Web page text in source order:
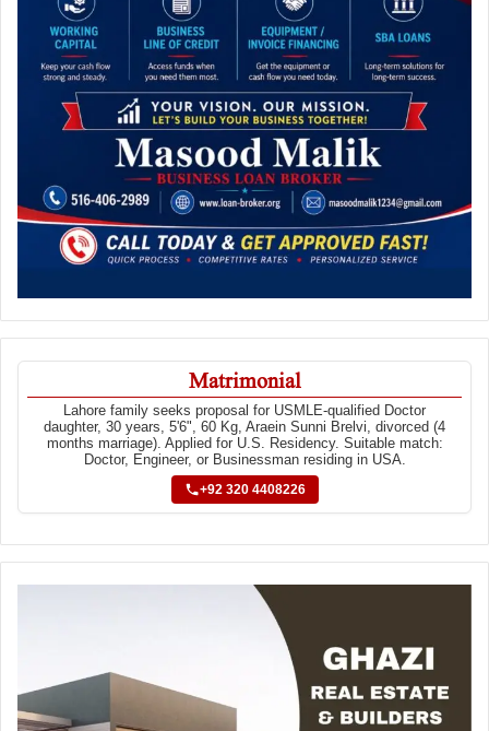
Matrimonial
Lahore family seeks proposal for USMLE-qualified Doctor
daughter, 30 years, 5'6", 60 Kg, Araein Sunni Brelvi, divorced (4
months marriage). Applied for U.S. Residency. Suitable match:
Doctor, Engineer, or Businessman residing in USA.
+92 320 4408226